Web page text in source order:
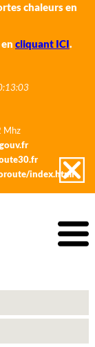
chaleurs en
cliquant ICI.
Mhz
index.html